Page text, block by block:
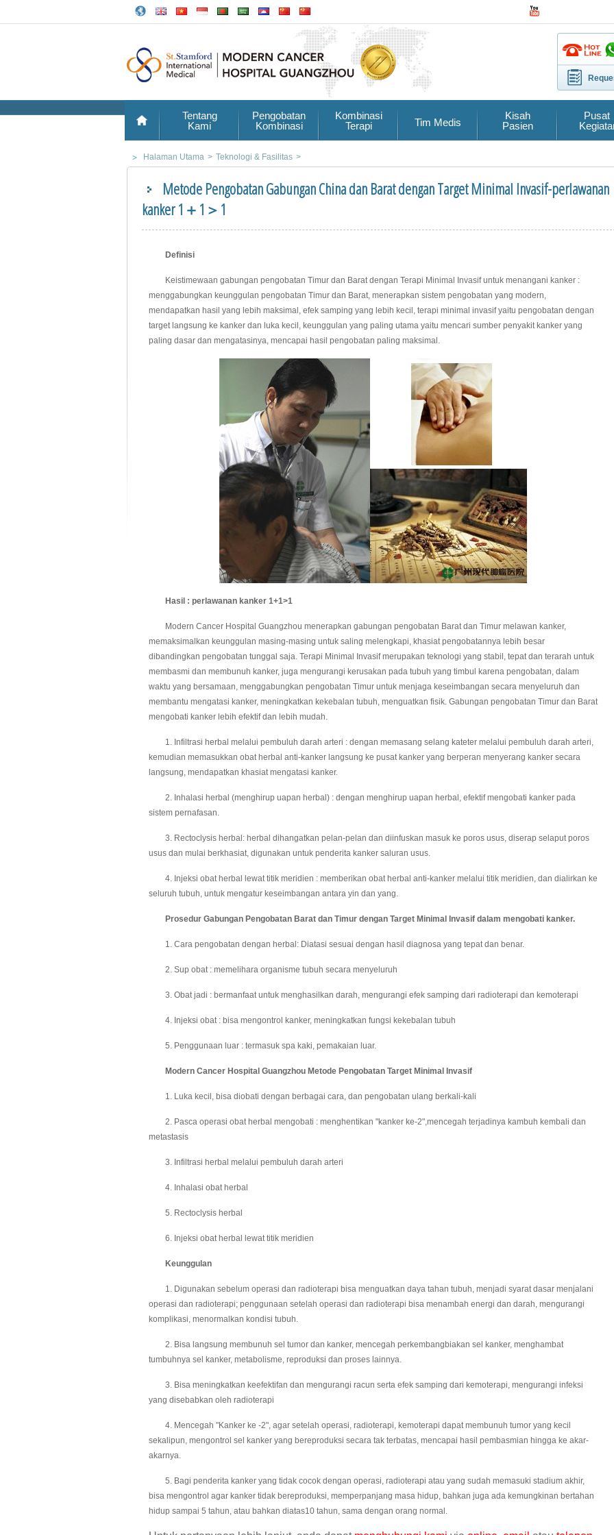
Tentang
Kami
Pengobatan
Kombinasi
Kombinasi
Terapi
Tim Medis
Kisah
Pasien
Pusat
Halaman Utama > Teknologi & Fasilitas >
Metode Pengobatan Gabungan China dan Barat dengan Target Minimal Invasif-perlawanan
kanker 1＋1＞1
Definisi
Keistimewaan gabungan pengobatan Timur dan Barat dengan Terapi Minimal Invasif untuk menangani kanker :
menggabungkan keunggulan pengobatan Timur dan Barat, menerapkan sistem pengobatan yang modern,
mendapatkan hasil yang lebih maksimal, efek samping yang lebih kecil, terapi minimal invasif yaitu pengobatan dengan
target langsung ke kanker dan luka kecil, keunggulan yang paling utama yaitu mencari sumber penyakit kanker yang
paling dasar dan mengatasinya, mencapai hasil pengobatan paling maksimal.
Hasil : perlawanan kanker 1+1>1
Modern Cancer Hospital Guangzhou menerapkan gabungan pengobatan Barat dan Timur melawan kanker,
memaksimalkan keunggulan masing-masing untuk saling melengkapi, khasiat pengobatannya lebih besar
dibandingkan pengobatan tunggal saja. Terapi Minimal Invasif merupakan teknologi yang stabil, tepat dan terarah untuk
membasmi dan membunuh kanker, juga mengurangi kerusakan pada tubuh yang timbul karena pengobatan, dalam
waktu yang bersamaan, menggabungkan pengobatan Timur untuk menjaga keseimbangan secara menyeluruh dan
membantu mengatasi kanker, meningkatkan kekebalan tubuh, menguatkan fisik. Gabungan pengobatan Timur dan Barat
mengobati kanker lebih efektif dan lebih mudah.
1. Infiltrasi herbal melalui pembuluh darah arteri : dengan memasang selang kateter melalui pembuluh darah arteri,
kemudian memasukkan obat herbal anti-kanker langsung ke pusat kanker yang berperan menyerang kanker secara
langsung, mendapatkan khasiat mengatasi kanker.
2. Inhalasi herbal (menghirup uapan herbal) : dengan menghirup uapan herbal, efektif mengobati kanker pada
sistem pernafasan.
3. Rectoclysis herbal: herbal dihangatkan pelan-pelan dan diinfuskan masuk ke poros usus, diserap selaput poros
usus dan mulai berkhasiat, digunakan untuk penderita kanker saluran usus.
4. Injeksi obat herbal lewat titik meridien : memberikan obat herbal anti-kanker melalui titik meridien, dan dialirkan ke
seluruh tubuh, untuk mengatur keseimbangan antara yin dan yang.
Prosedur Gabungan Pengobatan Barat dan Timur dengan Target Minimal Invasif dalam mengobati kanker.
1. Cara pengobatan dengan herbal: Diatasi sesuai dengan hasil diagnosa yang tepat dan benar.
2. Sup obat : memelihara organisme tubuh secara menyeluruh
3. Obat jadi : bermanfaat untuk menghasilkan darah, mengurangi efek samping dari radioterapi dan kemoterapi
4. Injeksi obat : bisa mengontrol kanker, meningkatkan fungsi kekebalan tubuh
5. Penggunaan luar : termasuk spa kaki, pemakaian luar.
Modern Cancer Hospital Guangzhou Metode Pengobatan Target Minimal Invasif
1. Luka kecil, bisa diobati dengan berbagai cara, dan pengobatan ulang berkali-kali
2. Pasca operasi obat herbal mengobati : menghentikan "kanker ke-2",mencegah terjadinya kambuh kembali dan
metastasis
3. Infiltrasi herbal melalui pembuluh darah arteri
4. Inhalasi obat herbal
5. Rectoclysis herbal
6. Injeksi obat herbal lewat titik meridien
Keunggulan
1. Digunakan sebelum operasi dan radioterapi bisa menguatkan daya tahan tubuh, menjadi syarat dasar menjalani
operasi dan radioterapi; penggunaan setelah operasi dan radioterapi bisa menambah energi dan darah, mengurangi
komplikasi, menormalkan kondisi tubuh.
2. Bisa langsung membunuh sel tumor dan kanker, mencegah perkembangbiakan sel kanker, menghambat
tumbuhnya sel kanker, metabolisme, reproduksi dan proses lainnya.
3. Bisa meningkatkan keefektifan dan mengurangi racun serta efek samping dari kemoterapi, mengurangi infeksi
yang disebabkan oleh radioterapi
4. Mencegah "Kanker ke -2", agar setelah operasi, radioterapi, kemoterapi dapat membunuh tumor yang kecil
sekalipun, mengontrol sel kanker yang bereproduksi secara tak terbatas, mencapai hasil pembasmian hingga ke akar-
akarnya.
5. Bagi penderita kanker yang tidak cocok dengan operasi, radioterapi atau yang sudah memasuki stadium akhir,
bisa mengontrol agar kanker tidak bereproduksi, memperpanjang masa hidup, bahkan juga ada kemungkinan bertahan
hidup sampai 5 tahun, atau bahkan diatas10 tahun, sama dengan orang normal.